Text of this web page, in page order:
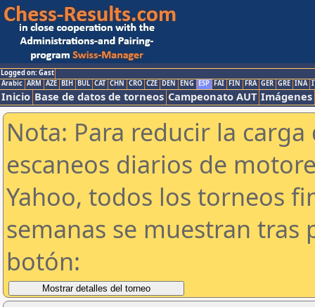
Logged on: Gast
Arabic ARM AZE BIH BUL CAT CHN CRO CZE DEN ENG ESP FAI FIN FRA GER GRE INA
Inicio Base de datos de torneos Campeonato AUT Imágenes
Nota: Para reducir la
escaneos diarios de
Yahoo, todos los torneos
semanas se muestran tras
botón: